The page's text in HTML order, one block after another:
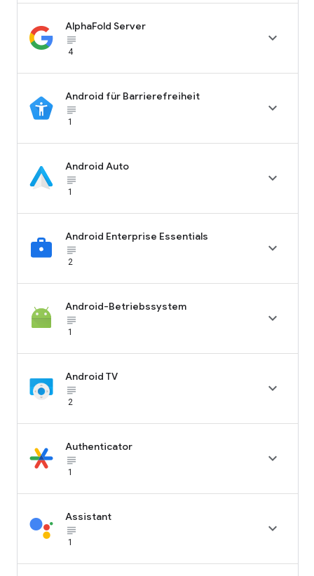
AlphaFold Server
subject_black
4

Android für Barrierefreiheit
subject_black
1

Android Auto
subject_black
1

Android Enterprise Essentials
subject_black
2

Android-Betriebssystem
subject_black
1

Android TV
subject_black
2

Authenticator
subject_black
1

Assistant
subject_black
1
